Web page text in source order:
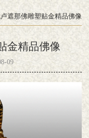
遮那佛雕塑贴金精品佛像
金精品佛像
09